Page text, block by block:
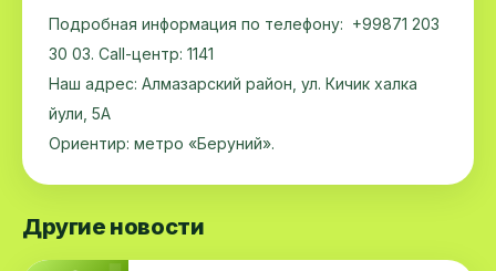
Подробная информация по телефону: +99871 203
30 03. Call-центр: 1141
Наш адрес: Алмазарский район, ул. Кичик халка
йули, 5А
Ориентир: метро «Беруний».
Другие новости